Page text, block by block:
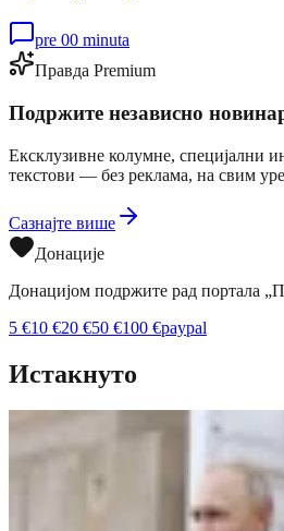
pre 00 minuta
Правда Premium
Подржите независно
Ексклузивне колумне, специјални
текстови — без реклама, на свим
Сазнајте више
Донације
Донацијом подржите рад портала
5 €10 €20 €50 €100 €paypal
Истакнуто